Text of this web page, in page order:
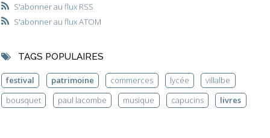
S'abonner au flux RSS
S'abonner au flux ATOM
TAGS POPULAIRES
festival patrimoine commerces lycée
villalbe
bousquet
paul lacombe musique capucins livres